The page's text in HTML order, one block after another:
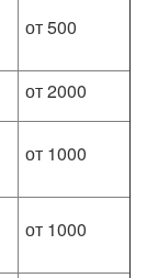
от 500
от 2000
от 1000
от 1000